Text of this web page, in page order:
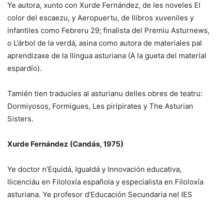
Ye autora, xunto con Xurde Fernández, de les noveles El
color del escaezu, y Aeropuertu, de llibros xuveniles y
infantiles como Febreru 29; finalista del Premiu Asturnews,
o L’árbol de la verdá, asina como autora de materiales pal
aprendizaxe de la llingua asturiana (A la gueta del material
espardío).
Tamién tien traducíes al asturianu delles obres de teatru:
Dormiyosos, Formigues, Les piripirates y The Asturian
Sisters.
Xurde Fernández (Candás, 1975)
Ye doctor n’Equidá, Igualdá y Innovación educativa,
llicenciáu en Filoloxía española y especialista en Filoloxía
asturiana. Ye profesor d’Educación Secundaria nel IES